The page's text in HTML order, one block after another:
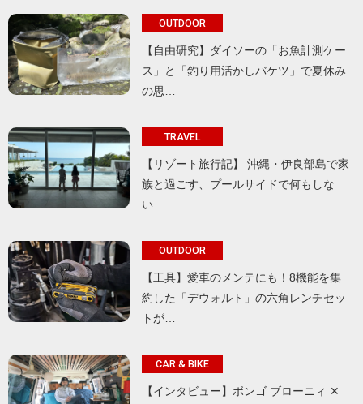
OUTDOOR
【自由研究】ダイソーの「お魚計測ケー
ス」と「釣り用活かしバケツ」で夏休み
の思…
TRAVEL
【リゾート旅行記】 沖縄・伊良部島で家
族と過ごす、プールサイドで何もしな
い…
OUTDOOR
【工具】愛車のメンテにも！8機能を集
約した「デウォルト」の六角レンチセッ
トが…
CAR & BIKE
【インタビュー】ボンゴ ブローニィ ✕